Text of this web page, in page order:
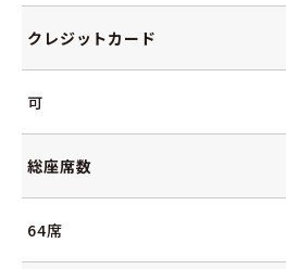
クレジットカード
可
総座席数
64席